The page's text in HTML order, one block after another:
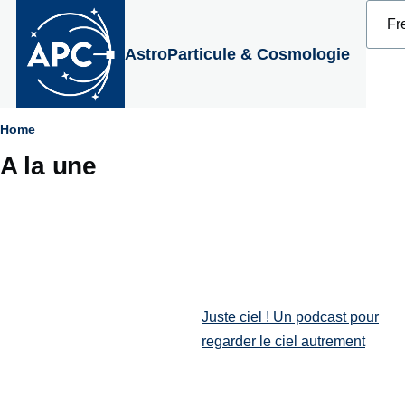
Aller au contenu principal
AstroParticule & Cosmologie
your
Fil
d'Ariane
Home
A la une
Juste ciel ! Un podcast pour
regarder le ciel autrement